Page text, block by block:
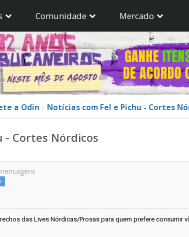
Comunidade Mercado
a Odin Notícias com Fel e Pichu - Cortes
- Cortes Nórdicos
das Lives Nórdicas/Prosas para quem prefere consumir